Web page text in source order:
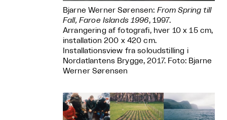
Bjarne Werner Sørensen: From Spring till
Fall, Faroe Islands 1996, 1997.
Arrangering af fotografi, hver 10 x 15 cm,
installation 200 x 420 cm.
Installationsview fra soloudstilling i
Nordatlantens Brygge, 2017. Foto: Bjarne
Werner Sørensen